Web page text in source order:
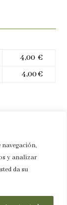
y analizar
da su
4,00 €
4,00 €